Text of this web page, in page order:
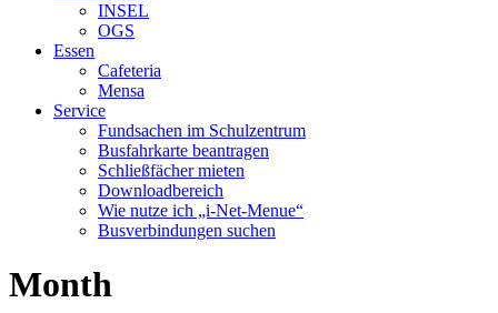
INSEL
OGS
Essen
Cafeteria
Mensa
Service
Fundsachen im Schulzentrum
Busfahrkarte beantragen
Schließfächer mieten
Downloadbereich
Wie nutze ich „i-Net-Menue“
Busverbindungen suchen
Month